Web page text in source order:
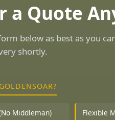
a Quote
below as best as you
shortly.
Middleman) Flexible